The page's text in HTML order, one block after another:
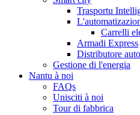
Trasportu
Carrelli
Armadi Express
Distributore
Gestione di l'energia
Nantu à noi
FAQs
Unisciti à noi
Tour di fabbrica